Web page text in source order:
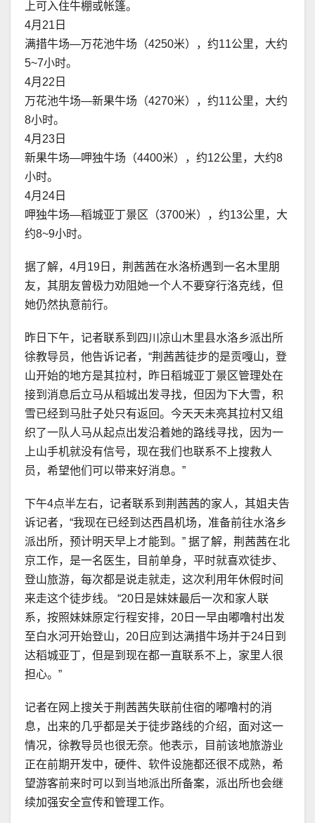
上可入住牛棚或帐篷。
4月21日
满措牛场—万花池牛场（4250米），约11公里，大约
5~7小时。
4月22日
万花池牛场—新果牛场（4270米），约11公里，大约
8小时。
4月23日
新果牛场—呷独牛场（4400米），约12公里，大约8
小时。
4月24日
呷独牛场—稻城亚丁景区（3700米），约13公里，大
约8~9小时。
据了解，4月19日，荆茜茜在水洛桥遇到一名木里朋
友，其朋友曾极力劝阻她一个人不要穿行洛克线，但
她仍然执意前行。
昨日下午，记者联系到四川凉山木里县水洛乡派出所
徐教导员，他告诉记者，“荆茜茜徒步的是贡嘎山，登
山开始的地方是其拉村，昨日稻城亚丁景区管理处在
接到消息后立马从稻城出发寻找，但因为下大雪，积
雪已经到马肚子处只有返回。今天天未亮其拉村又组
织了一队人马从起点出发沿着她的路线寻找，因为一
上山手机就没有信号，现在我们也联系不上搜救人
员，希望他们可以带来好消息。”
下午4点半左右，记者联系到荆茜茜的家人，其姐夫告
诉记者，“我现在已经到达西昌机场，准备前往水洛乡
派出所，预计明天早上才能到。” 据了解，荆茜茜在北
京工作，是一名医生，目前单身，平时就喜欢徒步、
登山旅游，每次都是说走就走，这次利用年休假时间
来走这个徒步线。 “20日是妹妹最后一次和家人联
系，按照妹妹原定行程安排，20日一早由嘟噜村出发
至白水河开始登山，20日应到达满措牛场并于24日到
达稻城亚丁，但是到现在都一直联系不上，家里人很
担心。”
记者在网上搜关于荆茜茜失联前住宿的嘟噜村的消
息，出来的几乎都是关于徒步路线的介绍，面对这一
情况，徐教导员也很无奈。他表示，目前该地旅游业
正在前期开发中，硬件、软件设施都还很不成熟，希
望游客前来时可以到当地派出所备案，派出所也会继
续加强安全宣传和管理工作。